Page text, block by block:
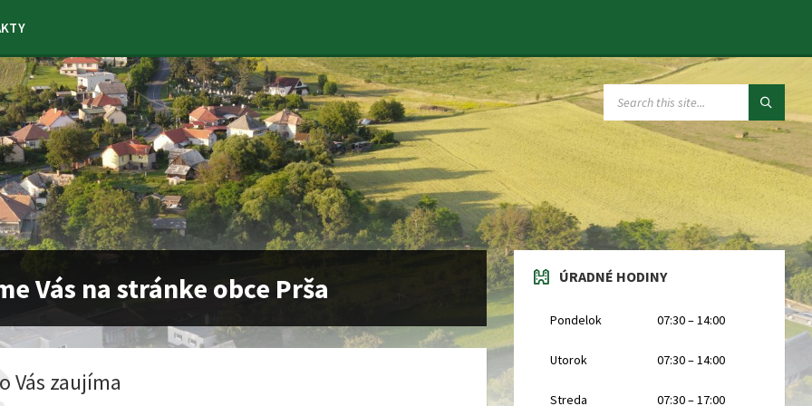
SEARCH:
Vás na stránke obce Prša
Vás zaujíma
ÚRADNÉ HODINY
Pondelok 07:30 – 14:00
Utorok 07:30 – 14:00
Streda 07:30 – 17:00